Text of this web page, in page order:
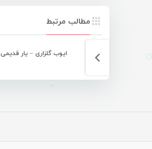
مطالب مرتبط
ایوب گلزاری – یار قدیمی